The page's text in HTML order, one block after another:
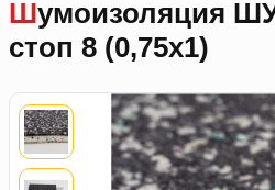
Шумоизоляция ШУМОФФ Нойс
стоп 8 (0,75х1)